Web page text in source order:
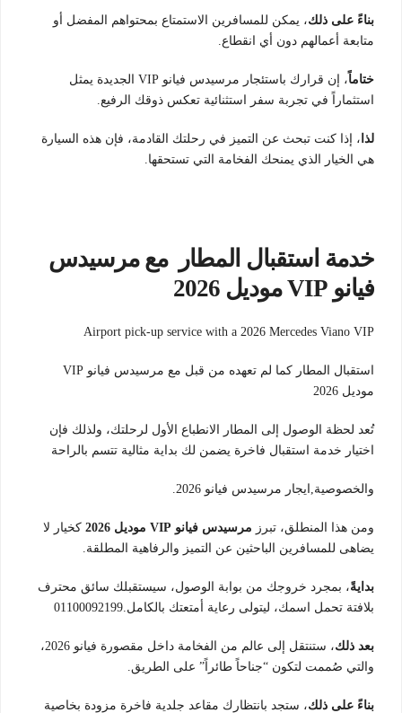
بناءً على ذلك، يمكن للمسافرين الاستمتاع بمحتواهم المفضل أو
متابعة أعمالهم دون أي انقطاع.
ختاماً
، إن قرارك باستئجار مرسيدس فيانو VIP الجديدة يمثل
استثماراً في تجربة سفر استثنائية تعكس ذوقك الرفيع.
لذا ، إذا كنت تبحث عن التميز في رحلتك القادمة، فإن هذه السيارة
هي الخيار الذي يمنحك الفخامة التي تستحقها.
خدمة استقبال المطار مع مرسيدس
فيانو VIP موديل 2026
Airport pick-up service with a 2026 Mercedes Viano VIP
استقبال المطار كما لم تعهده من قبل مع مرسيدس فيانو VIP
موديل 2026
تُعد لحظة الوصول إلى المطار الانطباع الأول لرحلتك، ولذلك فإن
اختيار خدمة استقبال فاخرة يضمن لك بداية مثالية تتسم بالراحة
والخصوصية,ايجار مرسيدس فيانو 2026.
ومن هذا المنطلق، تبرز مرسيدس فيانو VIP موديل 2026
كخيار لا
يضاهى للمسافرين الباحثين عن التميز والرفاهية المطلقة.
بدايةً، بمجرد خروجك من بوابة الوصول، سيستقبلك سائق محترف
بلافتة تحمل اسمك، ليتولى رعاية أمتعتك بالكامل.01100092199
بعد ذلك
، ستنتقل إلى عالم من الفخامة داخل مقصورة فيانو 2026،
والتي صُممت لتكون “جناحاً طائراً” على الطريق.
بناءً على ذلك، ستجد بانتظارك مقاعد جلدية فاخرة مزودة بخاصية